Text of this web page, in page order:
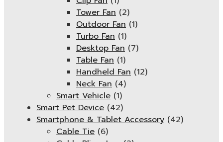
Tower Fan (2)
Outdoor Fan (1)
Turbo Fan (1)
Desktop Fan (7)
Table Fan (1)
Handheld Fan (12)
Neck Fan (4)
Smart Vehicle (1)
Smart Pet Device (42)
Smartphone & Tablet Accessory (42)
Cable Tie (6)